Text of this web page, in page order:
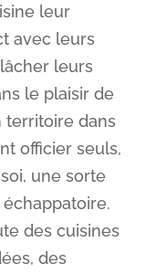
leur
avec leurs
leurs
le plaisir de
territoire dans
officier seuls,
une sorte
des cuisines
des